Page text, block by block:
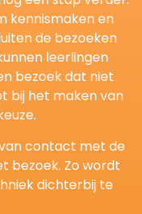
kennismaken en
de bezoeken
leerlingen
bezoek dat niet
bij het maken van
contact met de
bezoek. Zo wordt
dichterbij te